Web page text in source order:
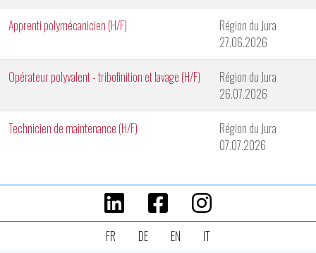
Apprenti polymécanicien (H/F)
Région du Jura
27.06.2026
Opérateur polyvalent - tribofinition et lavage (H/F)
Région du Jura
26.07.2026
Technicien de maintenance (H/F)
Région du Jura
07.07.2026
FR DE EN IT